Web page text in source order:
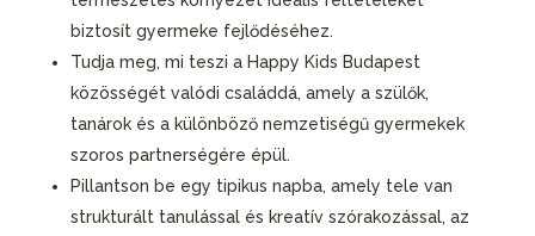
biztosít gyermeke fejlődéséhez.
Tudja meg, mi teszi a Happy Kids Budapest
közösségét valódi családdá, amely a szülők,
tanárok és a különböző nemzetiségű gyermekek
szoros partnerségére épül.
Pillantson be egy tipikus napba, amely tele van
strukturált tanulással és kreatív szórakozással, az